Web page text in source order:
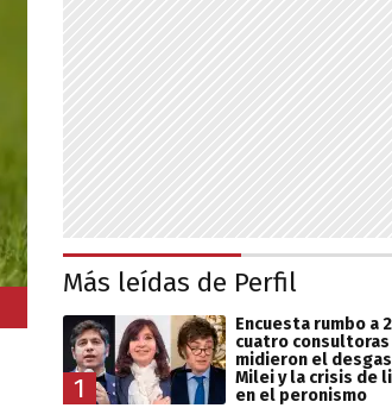
Más leídas de Perfil
1
Encuesta rumbo a
cuatro consultoras
midieron el
Milei y la crisis de
en el peronismo